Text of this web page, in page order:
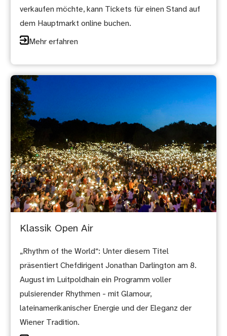
verkaufen möchte, kann Tickets für einen Stand auf
dem Hauptmarkt online buchen.
Mehr erfahren
Klassik Open Air
„Rhythm of the World“: Unter diesem Titel
präsentiert Chefdirigent Jonathan Darlington am 8.
August im Luitpoldhain ein Programm voller
pulsierender Rhythmen - mit Glamour,
lateinamerikanischer Energie und der Eleganz der
Wiener Tradition.